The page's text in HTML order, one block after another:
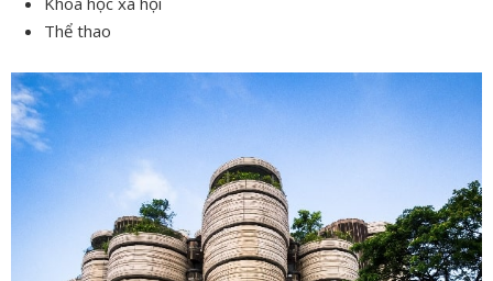
Thể thao